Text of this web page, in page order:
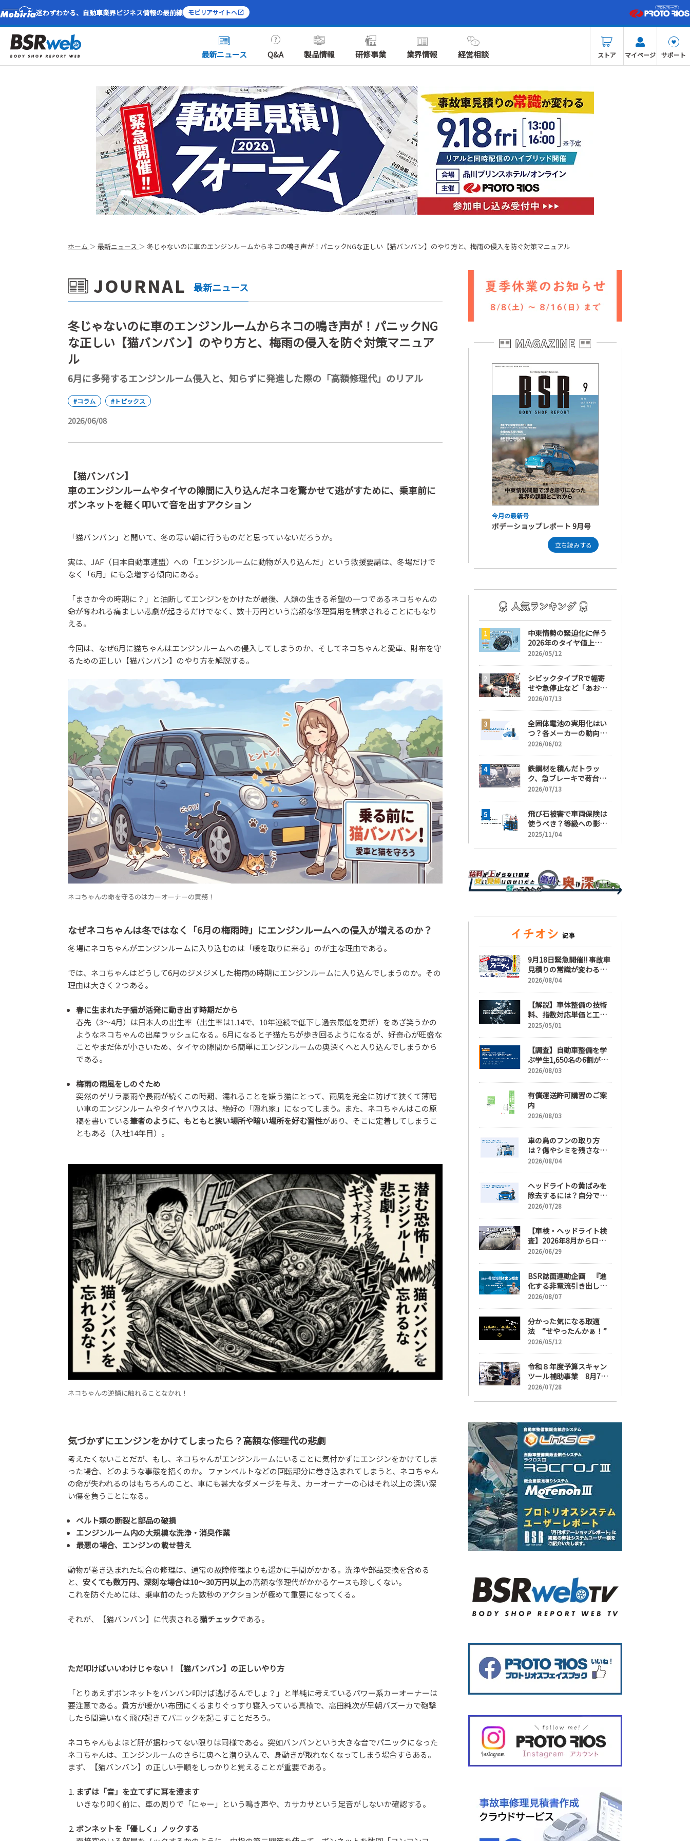
迷わずわかる、自動車業界ビジネス情報の最前線 モビリアサイトへ
最新ニュース Q&A 製品情報 研修事業 業界情報 経営相談 ストア マイページ サポート
ホーム 最新ニュース 冬じゃないのに車のエンジンルームからネコの鳴き声が！パニックNGな正しい【猫バンバン】のやり方と、梅雨の侵入を防ぐ対策マニュアル
JOURNAL 最新ニュース
冬じゃないのに車のエンジンルームからネコの鳴き声が！パニックNG
な正しい【猫バンバン】のやり方と、梅雨の侵入を防ぐ対策マニュア
ル
6月に多発するエンジンルーム侵入と、知らずに発進した際の「高額修理代」のリアル
#コラム #トピックス
2026/06/08
【猫バンバン】
車のエンジンルームやタイヤの隙間に入り込んだネコを驚かせて逃がすために、乗車前に
ボンネットを軽く叩いて音を出すアクション
「猫バンバン」と聞いて、冬の寒い朝に行うものだと思っていないだろうか。
実は、JAF（日本自動車連盟）への「エンジンルームに動物が入り込んだ」という救援要請は、冬場だけで
なく「6月」にも急増する傾向にある。
「まさか今の時期に？」と油断してエンジンをかけたが最後、人類の生きる希望の一つであるネコちゃんの
命が奪われる痛ましい悲劇が起きるだけでなく、数十万円という高額な修理費用を請求されることにもなり
える。
今回は、なぜ6月に猫ちゃんはエンジンルームへの侵入してしまうのか、そしてネコちゃんと愛車、財布を守
るための正しい【猫バンバン】のやり方を解説する。
ネコちゃんの命を守るのはカーオーナーの責務！
なぜネコちゃんは冬ではなく「6月の梅雨時」にエンジンルームへの侵入が増えるのか？
冬場にネコちゃんがエンジンルームに入り込むのは「暖を取りに来る」のが主な理由である。
では、ネコちゃんはどうして6月のジメジメした梅雨の時期にエンジンルームに入り込んでしまうのか。その
理由は大きく２つある。
春に生まれた子猫が活発に動き出す時期だから
春先（3〜4月）は日本人の出生率（出生率は1.14で、10年連続で低下し過去最低を更新）をあざ笑うかの
ようなネコちゃんの出産ラッシュになる。6月になると子猫たちが歩き回るようになるが、好奇心が旺盛な
ことやまだ体が小さいため、タイヤの隙間から簡単にエンジンルームの奥深くへと入り込んでしまうから
である。
梅雨の雨風をしのぐため
突然のゲリラ豪雨や長雨が続くこの時期、濡れることを嫌う猫にとって、雨風を完全に防げて狭くて薄暗
い車のエンジンルームやタイヤハウスは、絶好の「隠れ家」になってしまう。また、ネコちゃんはこの原
稿を書いている筆者のように、もともと狭い場所や暗い場所を好む習性があり、そこに定着してしまうこ
ともある（入社14年目）。
ネコちゃんの逆鱗に触れることなかれ！
気づかずにエンジンをかけてしまったら？高額な修理代の悲劇
考えたくないことだが、もし、ネコちゃんがエンジンルームにいることに気付かずにエンジンをかけてしま
った場合、どのような事態を招くのか。 ファンベルトなどの回転部分に巻き込まれてしまうと、ネコちゃん
の命が失われるのはもちろんのこと、車にも甚大なダメージを与え、カーオーナーの心はそれ以上の深い深
い傷を負うことになる。
ベルト類の断裂と部品の破損
エンジンルーム内の大規模な洗浄・消臭作業
最悪の場合、エンジンの載せ替え
動物が巻き込まれた場合の修理は、通常の故障修理よりも遥かに手間がかかる。洗浄や部品交換を含める
と、 安くても数万円、深刻な場合は10〜30万円以上の高額な修理代がかかるケースも珍しくない。
これを防ぐためには、乗車前のたった数秒のアクションが極めて重要になってくる。
それが、【猫バンバン】に代表される猫チェックである。
ただ叩けばいいわけじゃない！【猫バンバン】の正しいやり方
「とりあえずボンネットをバンバン叩けば逃げるんでしょ？」と単純に考えているパワー系カーオーナーは
要注意である。貴方が暖かい布団にくるまりぐっすり寝入っている真横で、高田純次が早朝バズーカで砲撃
したら間違いなく飛び起きてパニックを起こすことだろう。
ネコちゃんもよほど肝が据わってない限りは同様である。突如バンバンという大きな音でパニックになった
ネコちゃんは、エンジンルームのさらに奥へと潜り込んで、身動きが取れなくなってしまう場合すらある。
まず、【猫バンバン】の正しい手順をしっかりと覚えることが重要である。
まずは「音」を立てずに耳を澄ます
いきなり叩く前に、車の周りで「にゃー」という鳴き声や、カサカサという足音がしないか確認する。
ボンネットを「優しく」ノックする
今月の最新号
ボデーショップレポート 9月号
立ち読みする
中東情勢の緊迫化に伴う
2026年のタイヤ値上
げ！ 値上げ実施1ヶ月前
売において極めて重要な
訳
2026/05/12
シビックタイプRで幅寄
せや急停止など「あおり
運転」の疑い
2026/07/13
全固体電池の実用化はい
つ？各メーカーの動向と
EVの買い時を解説
2026/06/02
鉄鋼材を積んだトラッ
ク、急ブレーキで荷台が
崩れ、運転手が鉄鋼材に
2026/07/13
飛び石被害で車両保険は
使うべき？等級への影響
と賢い判断基準を解説
2025/11/04
9月18日緊急開催!! 事故車
見積りの常識が変わる
「事故車見積りフォーラ
2026/08/04
【解説】車体整備の技術
料、指数対応単価と工賃
単価、その違いとは
2025/05/01
【調査】自動車整備を学
ぶ学生1,650名の6割が就
職先選びで「給与」を最
日以上」希望も66.3%
2026/08/03
有償運送許可講習のご案
内
2026/08/03
車の鳥のフンの取り方
は？傷やシミを残さない
正しい落とし方と予防策
2026/08/04
ヘッドライトの黄ばみを
除去するには？自分で綺
麗にする手順と業者費用
2026/07/28
【車検・ヘッドライト検
査】2026年8月からロー
ビームへ完全移行、ヘッ
ーティングも重要に
2026/06/29
BSR誌面連動企画 『進
化する非電流引き出し鈑
金』 第6回
2026/08/07
分かった気になる取適
法 ”せやったんかぁ！”
2026/05/12
令和８年度予算スキャン
ツール補助事業 8月7日
受け付け開始
2026/07/28